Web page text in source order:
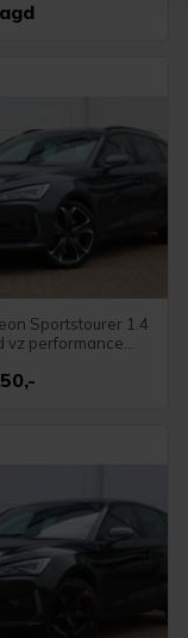
Caravans
Sportstourer 1.4
vz performance